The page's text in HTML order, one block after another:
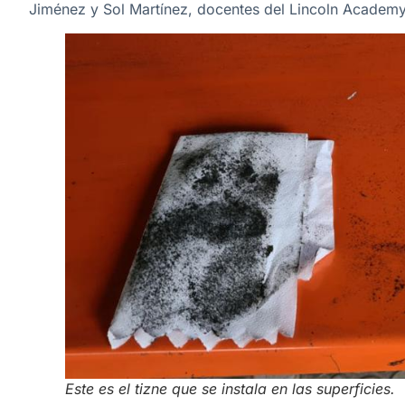
Jiménez y Sol Martínez, docentes del Lincoln
Este es el tizne que se instala en las superficies.